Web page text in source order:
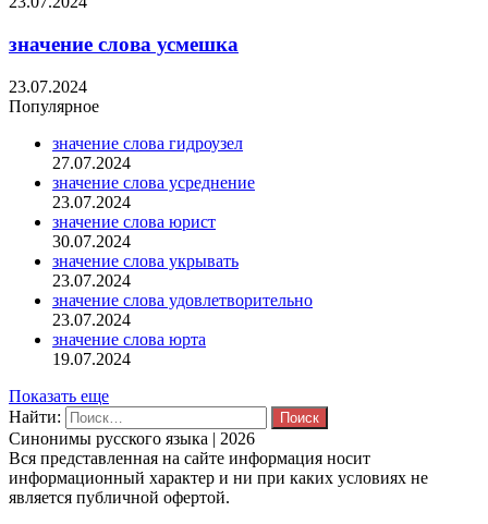
значение слова усмешка
23.07.2024
Популярное
значение слова гидроузел
27.07.2024
значение слова усреднение
23.07.2024
значение слова юрист
30.07.2024
значение слова укрывать
23.07.2024
значение слова удовлетворительно
23.07.2024
значение слова юрта
19.07.2024
Показать еще
Найти:
Синонимы русского языка | 2026
Вся представленная на сайте информация носит
информационный характер и ни при каких условиях не
является публичной офертой.